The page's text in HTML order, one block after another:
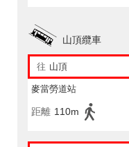
山頂纜車
往 山頂
麥當勞道站
距離 110m